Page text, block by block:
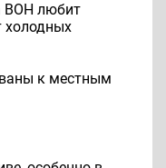
ВОН любит
холодных
к местным